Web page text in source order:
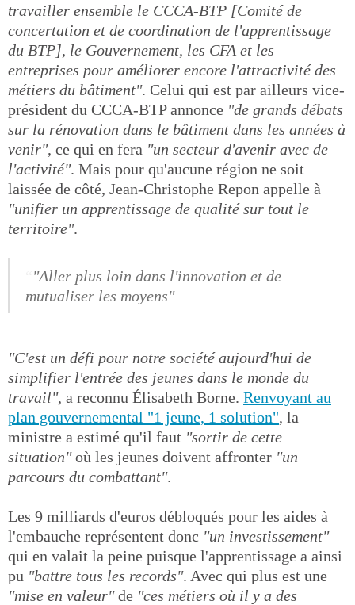
travailler ensemble le CCCA-BTP [Comité de
concertation et de coordination de l'apprentissage
du BTP], le Gouvernement, les CFA et les
entreprises pour améliorer encore l'attractivité des
métiers du bâtiment". Celui qui est par ailleurs vice-
président du CCCA-BTP annonce "de grands débats
sur la rénovation dans le bâtiment dans les années à
venir", ce qui en fera "un secteur d'avenir avec de
l'activité". Mais pour qu'aucune région ne soit
laissée de côté, Jean-Christophe Repon appelle à
"unifier un apprentissage de qualité sur tout le
territoire".
"Aller plus loin dans l'innovation et de
mutualiser les moyens"
"C'est un défi pour notre société aujourd'hui de
simplifier l'entrée des jeunes dans le monde du
travail", a reconnu Élisabeth Borne. Renvoyant au
plan gouvernemental "1 jeune, 1 solution", la
ministre a estimé qu'il faut "sortir de cette
situation"où les jeunes doivent affronter "un
parcours du combattant".
Les 9 milliards d'euros débloqués pour les aides à
l'embauche représentent donc "un investissement"
qui en valait la peine puisque l'apprentissage a ainsi
pu "battre tous les records". Avec qui plus est une
"mise en valeur"de "ces métiers où il y a des